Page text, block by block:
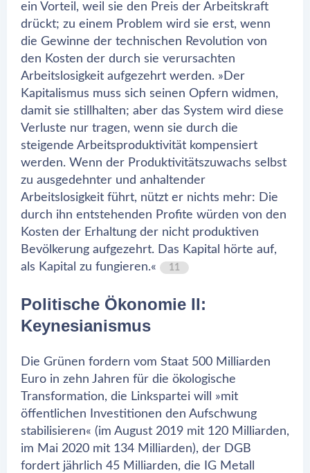
ein Vorteil, weil sie den Preis der Arbeitskraft
drückt; zu einem Problem wird sie erst, wenn
die Gewinne der technischen Revolution von
den Kosten der durch sie verursachten
Arbeitslosigkeit aufgezehrt werden. »Der
Kapitalismus muss sich seinen Opfern widmen,
damit sie stillhalten; aber das System wird diese
Verluste nur tragen, wenn sie durch die
steigende Arbeitsproduktivität kompensiert
werden. Wenn der Produktivitätszuwachs selbst
zu ausgedehnter und anhaltender
Arbeitslosigkeit führt, nützt er nichts mehr: Die
durch ihn entstehenden Profite würden von den
Kosten der Erhaltung der nicht produktiven
Bevölkerung aufgezehrt. Das Kapital hörte auf,
als Kapital zu fungieren.«
11
Politische Ökonomie II:
Keynesianismus
Die Grünen fordern vom Staat 500 Milliarden
Euro in zehn Jahren für die ökologische
Transformation, die Linkspartei will »mit
öffentlichen Investitionen den Aufschwung
stabilisieren« (im August 2019 mit 120 Milliarden,
im Mai 2020 mit 134 Milliarden), der DGB
fordert jährlich 45 Milliarden, die IG Metall